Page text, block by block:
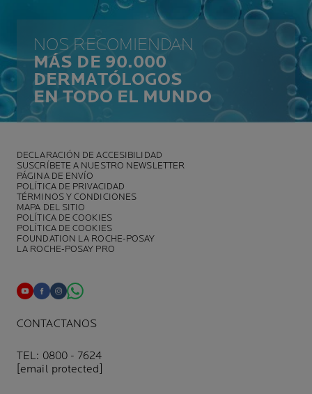
NOS RECOMIENDAN
MÁS DE 90.000
DERMATÓLOGOS
EN TODO EL MUNDO
DECLARACIÓN DE ACCESIBILIDAD
SUSCRÍBETE A NUESTRO NEWSLETTER
PÁGINA DE ENVÍO
POLÍTICA DE PRIVACIDAD
TÉRMINOS Y CONDICIONES
MAPA DEL SITIO
POLÍTICA DE COOKIES
POLÍTICA DE COOKIES
FOUNDATION LA ROCHE-POSAY
LA ROCHE-POSAY PRO
CONTACTANOS
TEL: 0800 - 7624
[email protected]